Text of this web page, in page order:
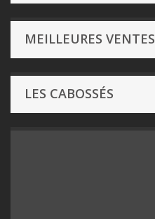
MEILLEURES VENTES
LES CABOSSÉS